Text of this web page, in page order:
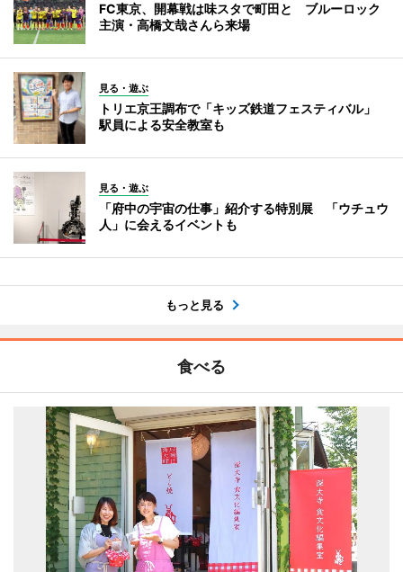
FC東京、開幕戦は味スタで町田と ブルーロック
主演・高橋文哉さんら来場
見る・遊ぶ
トリエ京王調布で「キッズ鉄道フェスティバル」
駅員による安全教室も
見る・遊ぶ
「府中の宇宙の仕事」紹介する特別展 「ウチュウ
人」に会えるイベントも
もっと見る
食べる